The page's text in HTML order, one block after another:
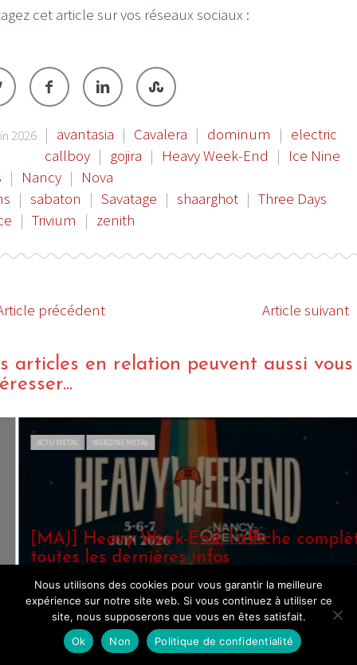
cet article sur vos réseaux sociaux :
2026 | avantasia | Cavalera | dominum | electric
callboy | gojira | Heavy Week-End | Ice Nine
| Nancy | Nova
| sabaton | Savatage | shaarghot | Three Days
| Trivium | zenith
précédent Article suivant
articles en relation peuvent aussi vous
WEBZINE METAL
Heavy Week-End, l’affiche complète et
les dernières infos
The Keyboard Wizard/ 20 octobre 2025
LIVE REPORT ROCK WEBZINE METAL WEBZINE ROCK
Nous utilisons des cookies pour vous garantir la meilleure
expérience sur notre site web. Si vous continuez à utiliser ce
site, nous supposerons que vous en êtes satisfait.
Ok
Non Politique de confidentialité